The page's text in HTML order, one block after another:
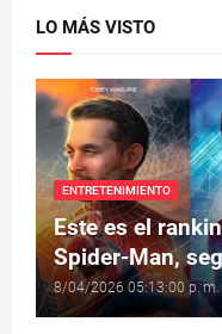
LO MÁS VISTO
ENTRETENIMIENTO
Este es el
Spider-Man,
8/04/2026 05:13:00 p. m.